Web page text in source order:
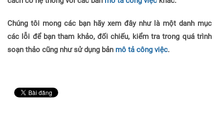
Chúng tôi mong các bạn hãy xem đây như là một danh mục
các lỗi để bạn tham khảo, đối chiếu, kiểm tra trong quá trình
soạn thảo cũng như sử dụng bản mô tả công việc.